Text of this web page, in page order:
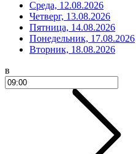
Среда, 12.08.2026
Четверг, 13.08.2026
Пятница, 14.08.2026
Понедельник, 17.08.2026
Вторник, 18.08.2026
в